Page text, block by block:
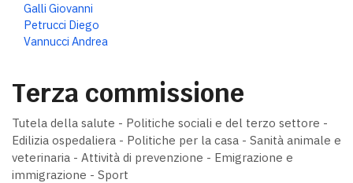
Galli Giovanni
Petrucci Diego
Vannucci Andrea
Terza commissione
Tutela della salute - Politiche sociali e del terzo settore -
Edilizia ospedaliera - Politiche per la casa - Sanità animale e
veterinaria - Attività di prevenzione - Emigrazione e
immigrazione - Sport